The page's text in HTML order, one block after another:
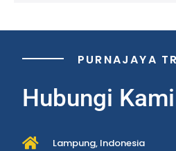
PURNAJAYA
Hubungi Kami
Lampung, Indonesia